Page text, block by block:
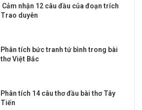
Cảm nhận 12 câu đầu của đoạn trích
Trao duyên
Phân tích bức tranh tứ bình trong bài
thơ Việt Bắc
Phân tích 14 câu thơ đầu bài thơ Tây
Tiến